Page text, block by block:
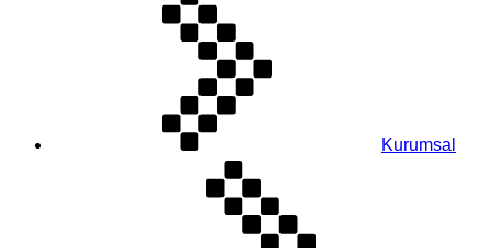
Kurumsal